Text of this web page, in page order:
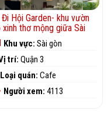
Đi Hội Garden- khu vườn
xinh thơ mộng giữa Sài
Khu vực: Sài gòn
trí: Quận 3
Loại quán: Cafe
Người xem: 4113